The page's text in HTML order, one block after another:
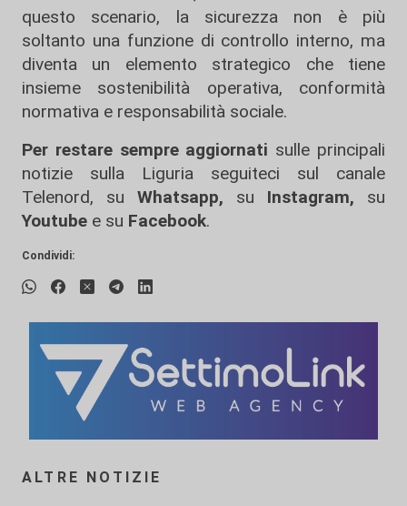
questo scenario, la sicurezza non è più
soltanto una funzione di controllo interno, ma
diventa un elemento strategico che tiene
insieme sostenibilità operativa, conformità
normativa e responsabilità sociale.
Per restare sempre aggiornati sulle principali
notizie sulla Liguria seguiteci sul canale
Telenord, su
Whatsapp, su Instagram, su
Youtube e su Facebook.
Condividi:
ALTRE NOTIZIE